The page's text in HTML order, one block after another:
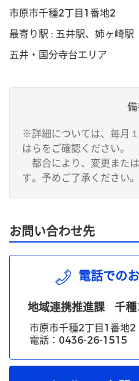
市原市千種2丁目1番地2
最寄り駅 : 五井駅、姉ヶ崎駅
五井・国分寺台エリア
※詳細については、毎月
はらをご確認ください。
都合により、変更また
す。予めご了承ください。
お問い合わせ先
電話での
地域連携推進課 千
市原市千種2丁目1番地2
電話：0436-26-